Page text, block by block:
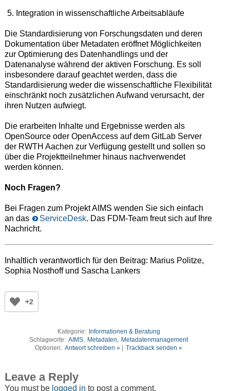
Integration in wissenschaftliche Arbeitsabläufe
Die Standardisierung von Forschungsdaten und deren
Dokumentation über Metadaten eröffnet Möglichkeiten
zur Optimierung des Datenhandlings und der
Datenanalyse während der aktiven Forschung. Es soll
insbesondere darauf geachtet werden, dass die
Standardisierung weder die wissenschaftliche Flexibilität
einschränkt noch zusätzlichen Aufwand verursacht, der
ihren Nutzen aufwiegt.
Die erarbeiten Inhalte und Ergebnisse werden als
OpenSource oder OpenAccess auf dem GitLab Server
der RWTH Aachen zur Verfügung gestellt und sollen so
über die Projektteilnehmer hinaus nachverwendet
werden können.
Noch Fragen?
Bei Fragen zum Projekt AIMS wenden Sie sich einfach
an das
ServiceDesk. Das FDM-Team freut sich auf Ihre
Nachricht.
Inhaltlich verantwortlich für den Beitrag: Marius Politze,
Sophia Nosthoff und Sascha Lankers
+2
Kategorie: Informationen & Beratung
Schlagworte: AIMS Metadaten
Metadatenmanagement
Optionen: Antwort schreiben » | Trackback senden «
Leave a Reply
You must be logged in to post a comment.